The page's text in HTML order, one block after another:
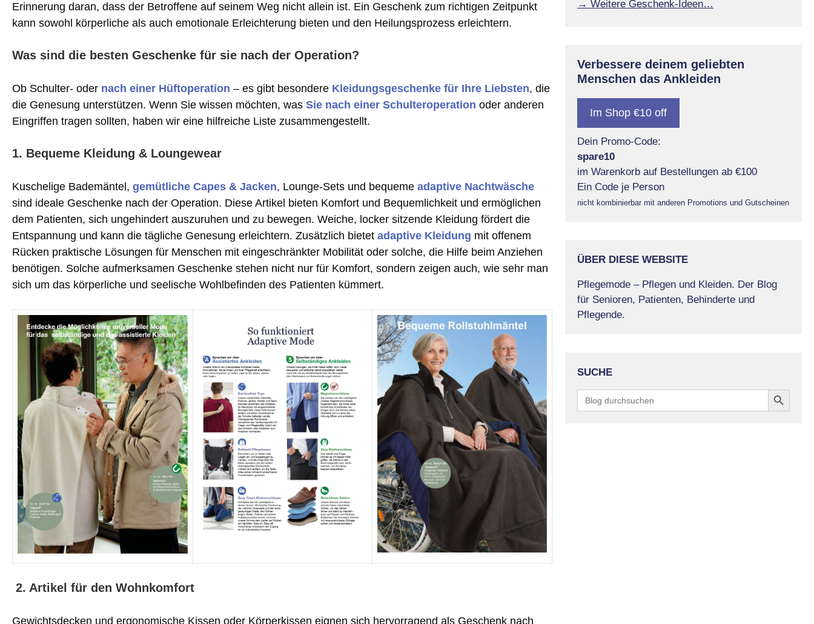
Erinnerung daran, dass der Betroffene auf seinem Weg nicht allein ist. Ein Geschenk zum richtigen Zeitpunkt
kann sowohl körperliche als auch emotionale Erleichterung bieten und den Heilungsprozess erleichtern.
Was sind die besten Geschenke für sie nach der Operation?
Ob Schulter- oder nach einer Hüftoperation – es gibt besondere Kleidungsgeschenke für Ihre Liebsten, die
die Genesung unterstützen. Wenn Sie wissen möchten, was Sie nach einer Schulteroperation oder anderen
Eingriffen tragen sollten, haben wir eine hilfreiche Liste zusammengestellt.
1. Bequeme Kleidung & Loungewear
Kuschelige Bademäntel, gemütliche Capes & Jacken, Lounge-Sets und bequeme adaptive Nachtwäsche
sind ideale Geschenke nach der Operation. Diese Artikel bieten Komfort und Bequemlichkeit und ermöglichen
dem Patienten, sich ungehindert auszuruhen und zu bewegen. Weiche, locker sitzende Kleidung fördert die
Entspannung und kann die tägliche Genesung erleichtern. Zusätzlich bietet adaptive Kleidung mit offenem
Rücken praktische Lösungen für Menschen mit eingeschränkter Mobilität oder solche, die Hilfe beim Anziehen
benötigen. Solche aufmerksamen Geschenke stehen nicht nur für Komfort, sondern zeigen auch, wie sehr man
sich um das körperliche und seelische Wohlbefinden des Patienten kümmert.
2. Artikel für den Wohnkomfort
Gewichtsdecken und ergonomische Kissen oder Körperkissen eignen sich hervorragend als Geschenk nach
→ Weitere Geschenk-Ideen…
Verbessere deinem geliebten
Menschen das Ankleiden
Im Shop €10 off
Dein Promo-Code:
spare10
im Warenkorb auf Bestellungen ab €100
Ein Code je Person
nicht kombinierbar mit anderen Promotions und Gutscheinen
ÜBER DIESE WEBSITE
Pflegemode – Pflegen und Kleiden. Der Blog
für Senioren, Patienten, Behinderte und
Pflegende.
SUCHE
Search
for:
Search Button